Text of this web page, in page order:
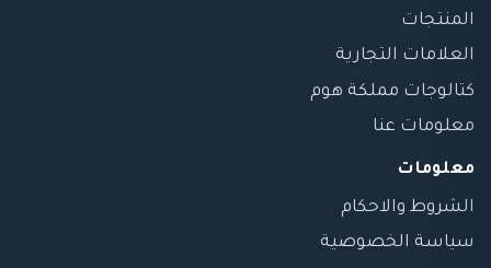
المنتجات
العلامات التجارية
كتالوجات مملكة هوم
معلومات عنا
معلومات
الشروط والاحكام
سياسة الخصوصية